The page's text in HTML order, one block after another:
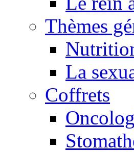
Thèmes
La
Coffrets